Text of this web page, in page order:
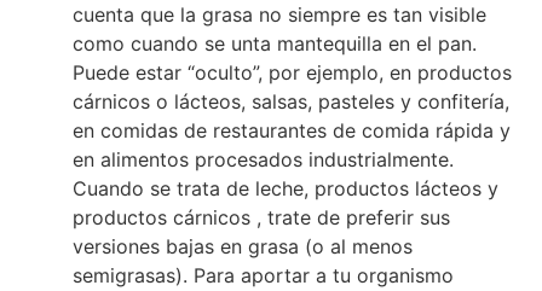
cuenta que la grasa no siempre es tan visible
como cuando se unta mantequilla en el pan.
Puede estar “oculto”, por ejemplo, en productos
cárnicos o lácteos, salsas, pasteles y confitería,
en comidas de restaurantes de comida rápida y
en alimentos procesados industrialmente.
Cuando se trata de leche, productos lácteos y
productos cárnicos , trate de preferir sus
versiones bajas en grasa (o al menos
semigrasas). Para aportar a tu organismo